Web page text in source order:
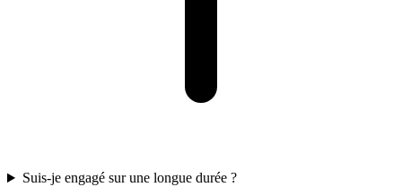
Suis-je engagé sur une longue durée ?